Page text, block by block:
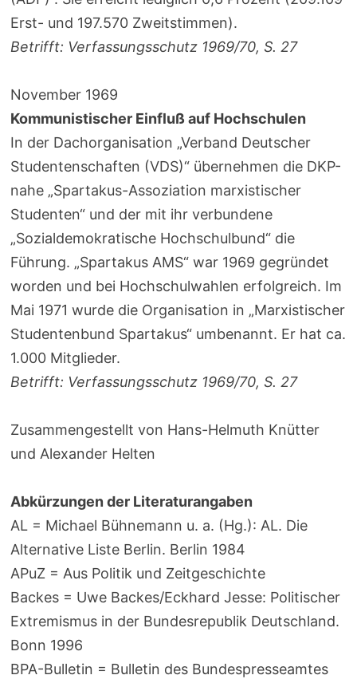
Erst- und 197.570 Zweitstimmen).
Betrifft: Verfassungsschutz 1969/70, S. 27
November 1969
Kommunistischer Einfluß auf Hochschulen
In der Dachorganisation „Verband Deutscher
Studentenschaften (VDS)“ übernehmen die DKP-
nahe „Spartakus-Assoziation marxistischer
Studenten“ und der mit ihr verbundene
„Sozialdemokratische Hochschulbund“ die
Führung. „Spartakus AMS“ war 1969 gegründet
worden und bei Hochschulwahlen erfolgreich. Im
Mai 1971 wurde die Organisation in „Marxistischer
Studentenbund Spartakus“ umbenannt. Er hat ca.
1.000 Mitglieder.
Betrifft: Verfassungsschutz 1969/70, S. 27
Zusammengestellt von Hans-Helmuth Knütter
und Alexander Helten
Abkürzungen der Literaturangaben
AL = Michael Bühnemann u. a. (Hg.): AL. Die
Alternative Liste Berlin. Berlin 1984
APuZ = Aus Politik und Zeitgeschichte
Backes = Uwe Backes/Eckhard Jesse: Politischer
Extremismus in der Bundesrepublik Deutschland.
Bonn 1996
BPA-Bulletin = Bulletin des Bundespresseamtes